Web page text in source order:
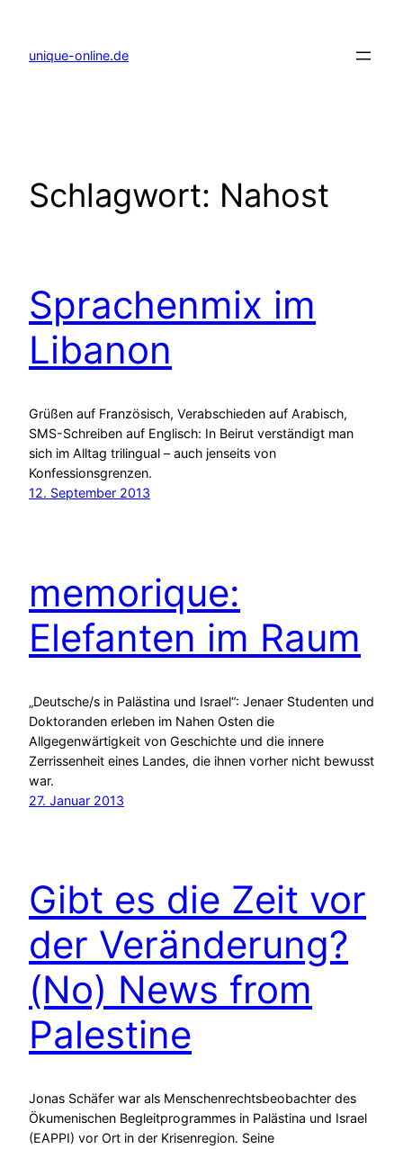
springen
unique-online.de
Schlagwort: Nahost
Sprachenmix im
Libanon
Grüßen auf Französisch, Verabschieden auf Arabisch,
SMS-Schreiben auf Englisch: In Beirut verständigt man
sich im Alltag trilingual – auch jenseits von
Konfessionsgrenzen.
12. September 2013
memorique:
Elefanten im Raum
„Deutsche/s in Palästina und Israel“: Jenaer Studenten und
Doktoranden erleben im Nahen Osten die
Allgegenwärtigkeit von Geschichte und die innere
Zerrissenheit eines Landes, die ihnen vorher nicht bewusst
war.
27. Januar 2013
Gibt es die Zeit vor
der Veränderung?
(No) News from
Palestine
Jonas Schäfer war als Menschenrechtsbeobachter des
Ökumenischen Begleitprogrammes in Palästina und Israel
(EAPPI) vor Ort in der Krisenregion. Seine